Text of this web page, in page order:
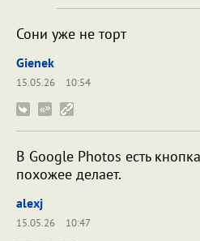
Сони уже не торт
Gienek
15.05.26
10:54
В Google Photos есть
похожее делает.
alexj
15.05.26
10:47